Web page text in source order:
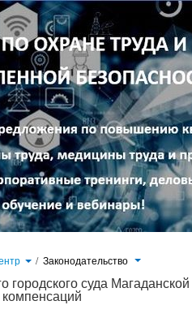
/ Законодательство
городского суда